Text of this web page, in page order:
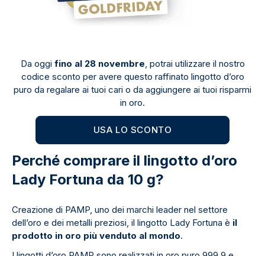
Da oggi fino al 28 novembre, potrai utilizzare il nostro
codice sconto per avere questo raffinato lingotto d’oro
puro da regalare ai tuoi cari o da aggiungere ai tuoi risparmi
in oro.
USA LO SCONTO
Perché comprare il lingotto d’oro
Lady Fortuna da 10 g?
Creazione di PAMP, uno dei marchi leader nel settore
dell’oro e dei metalli preziosi, il lingotto Lady Fortuna è il
prodotto in oro più venduto al mondo.